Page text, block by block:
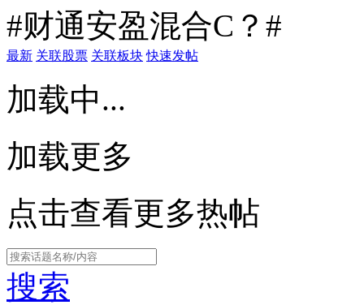
#财通安盈混合C？#
最新 关联股票 关联板块 快速发帖
加载中...
加载更多
点击查看更多热帖
搜索